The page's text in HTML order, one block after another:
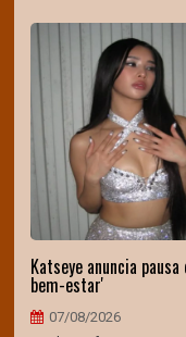
Katseye anuncia
bem-estar'
07/08/2026